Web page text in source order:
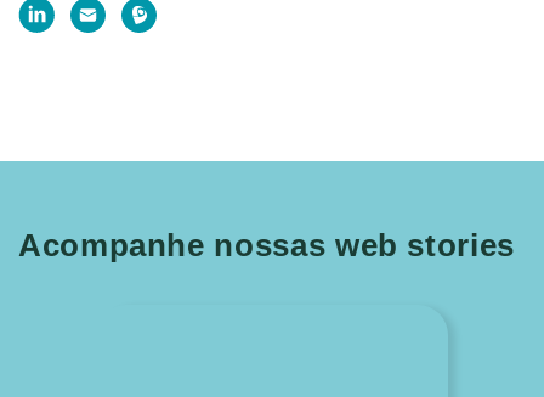
Acompanhe nossas web stories